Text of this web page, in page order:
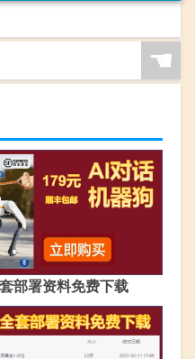
☚
部署资料免费下载